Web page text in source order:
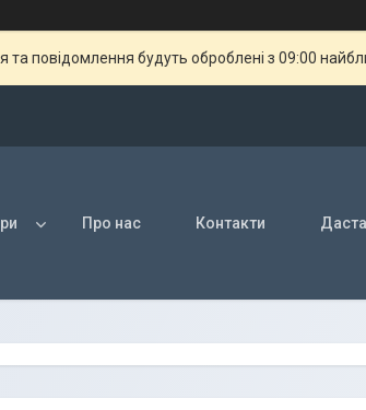
повідомлення будуть оброблені з 09:00
Про нас Контакти